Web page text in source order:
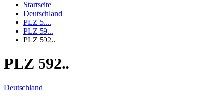
Startseite
Deutschland
PLZ 5....
PLZ 59...
PLZ 592..
PLZ 592..
Deutschland